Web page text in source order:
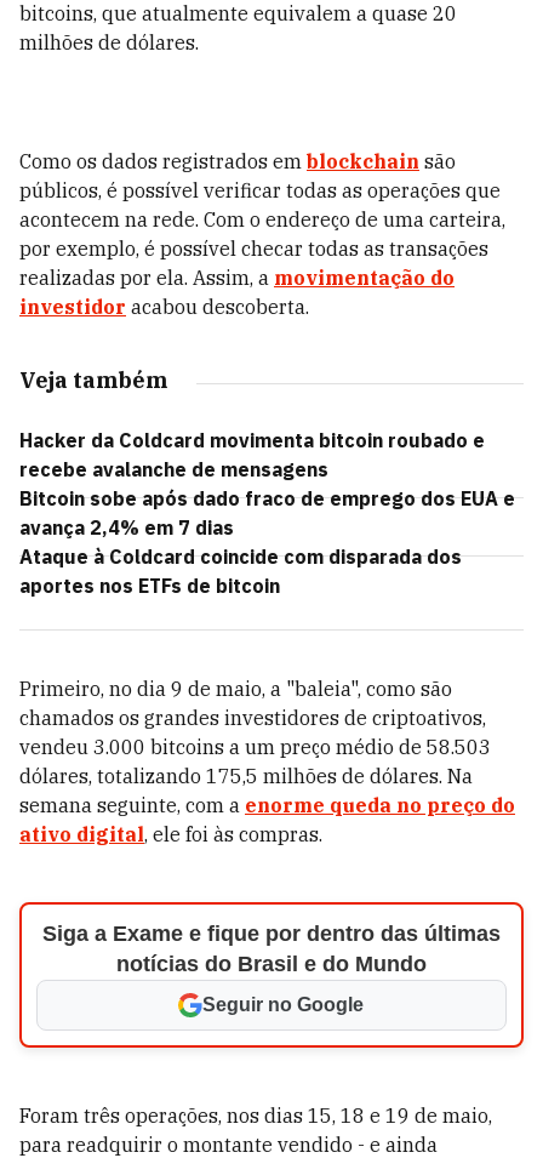
bitcoins, que atualmente equivalem a quase 20
milhões de dólares.
Como os dados registrados em blockchain são
públicos, é possível verificar todas as operações que
acontecem na rede. Com o endereço de uma carteira,
por exemplo, é possível checar todas as transações
realizadas por ela. Assim, a movimentação do
investidor acabou descoberta.
Veja também
Hacker da Coldcard movimenta bitcoin roubado e
recebe avalanche de mensagens
Bitcoin sobe após dado fraco de emprego dos EUA e
avança 2,4% em 7 dias
Ataque à Coldcard coincide com disparada dos
aportes nos ETFs de bitcoin
Primeiro, no dia 9 de maio, a "baleia", como são
chamados os grandes investidores de criptoativos,
vendeu 3.000 bitcoins a um preço médio de 58.503
dólares, totalizando 175,5 milhões de dólares. Na
semana seguinte, com a enorme queda no preço do
ativo digital, ele foi às compras.
Siga a Exame e fique por dentro das últimas
notícias do Brasil e do Mundo
Seguir no Google
Foram três operações, nos dias 15, 18 e 19 de maio,
para readquirir o montante vendido - e ainda